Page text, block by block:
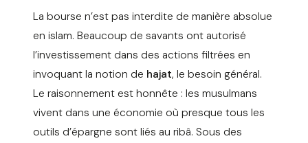
La bourse n’est pas interdite de manière absolue
en islam. Beaucoup de savants ont autorisé
l’investissement dans des actions filtrées en
invoquant la notion de hajat, le besoin général.
Le raisonnement est honnête : les musulmans
vivent dans une économie où presque tous les
outils d’épargne sont liés au ribâ. Sous des